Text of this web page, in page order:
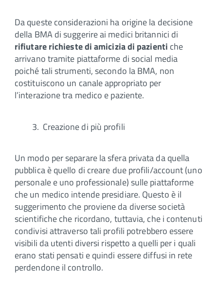
Da queste considerazioni ha origine la decisione
della BMA di suggerire ai medici britannici di
rifiutare richieste di amicizia di pazienti che
arrivano tramite piattaforme di social media
poiché tali strumenti, secondo la BMA, non
costituiscono un canale appropriato per
l’interazione tra medico e paziente.
Creazione di più profili
Un modo per separare la sfera privata da quella
pubblica è quello di creare due profili/account (uno
personale e uno professionale) sulle piattaforme
che un medico intende presidiare. Questo è il
suggerimento che proviene da diverse società
scientifiche che ricordano, tuttavia, che i contenuti
condivisi attraverso tali profili potrebbero essere
visibili da utenti diversi rispetto a quelli per i quali
erano stati pensati e quindi essere diffusi in rete
perdendone il controllo.